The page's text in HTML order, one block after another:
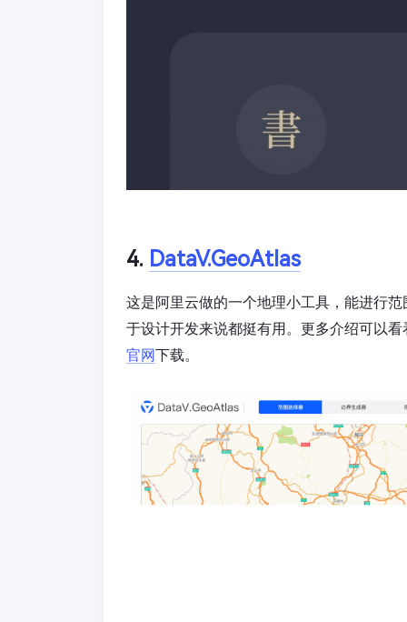
4. DataV.GeoAtlas
这是阿里云做的一个地理小工具，能进行
于设计开发来说都挺有用。更多介绍可以看
官网下载。